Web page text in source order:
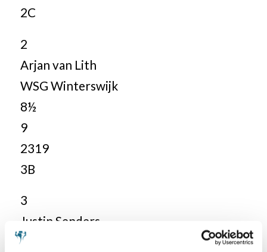
2C
2
Arjan van Lith
WSG Winterswijk
8½
9
2319
3B
3
Justin Senders
LSG 2